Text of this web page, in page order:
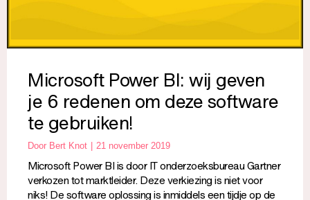
Microsoft Power BI: wij geven
je 6 redenen om deze software
te gebruiken!
Door Bert Knot 21 november 2019
Microsoft Power BI is door IT onderzoeksbureau Gartner
verkozen tot marktleider. Deze verkiezing is niet voor
niks! De software oplossing is inmiddels een tijdje op de